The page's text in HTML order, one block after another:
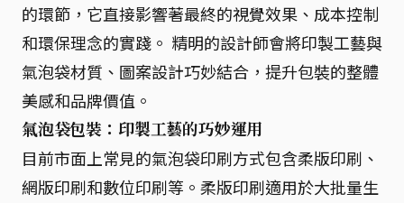
的環節，它直接影響著最終的視覺效果、成本控制
和環保理念的實踐。 精明的設計師會將印製工藝與
氣泡袋材質、圖案設計巧妙結合，提升包裝的整體
美感和品牌價值。
氣泡袋包裝：印製工藝的巧妙運用
目前市面上常見的氣泡袋印刷方式包含柔版印刷、
網版印刷和數位印刷等。柔版印刷適用於大批量生